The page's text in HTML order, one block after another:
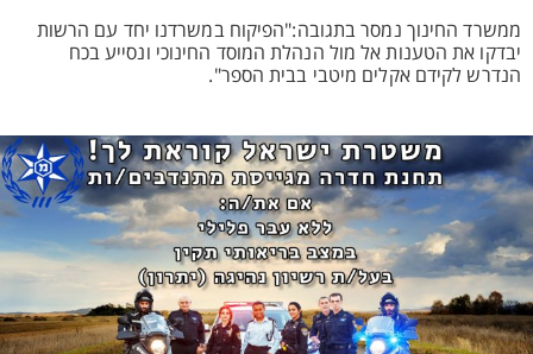
ממשרד החינוך נמסר בתגובה:"הפיקוח במשרדנו יחד עם הרשות
יבדקו את הטענות אל מול הנהלת המוסד החינוכי ונסייע בכח
הנדרש לקידם אקלים מיטבי בבית הספר".